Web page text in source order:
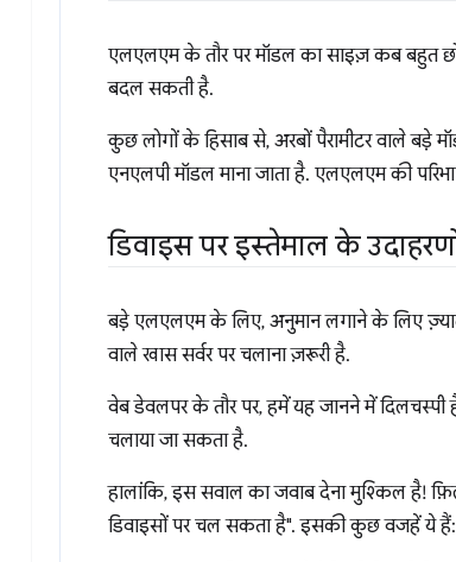
एलएलएम के तौर पर मॉडल का साइज़ कब बहुत
बदल सकती है.
कुछ लोगों के हिसाब से, अरबों पैरामीटर वाले बड़े
एनएलपी मॉडल माना जाता है. एलएलएम की
डिवाइस पर इस्तेमाल के
बड़े एलएलएम के लिए, अनुमान लगाने के लिए
वाले खास सर्वर पर चलाना ज़रूरी है.
वेब डेवलपर के तौर पर, हमें यह जानने में दिलचस्पी
चलाया जा सकता है.
हालांकि, इस सवाल का जवाब देना मुश्किल है!
डिवाइसों पर चल सकता है". इसकी कुछ वजहें ये हैं: